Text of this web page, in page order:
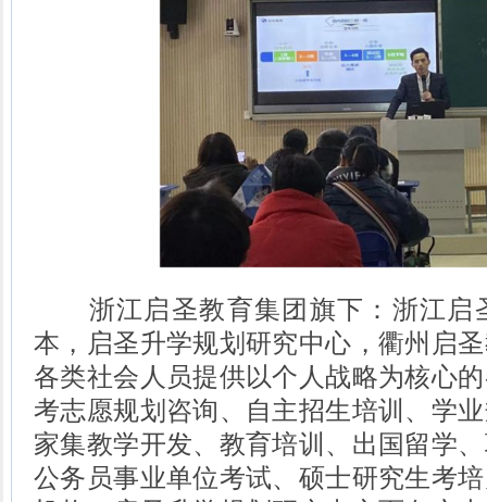
浙江启圣教育集团旗下：浙江启
本，启圣升学规划研究中心，衢州启
各类社会人员提供以个人战略为核心
考志愿规划咨询、自主招生培训、学
家集教学开发、教育培训、出国留学
公务员事业单位考试、硕士研究生考